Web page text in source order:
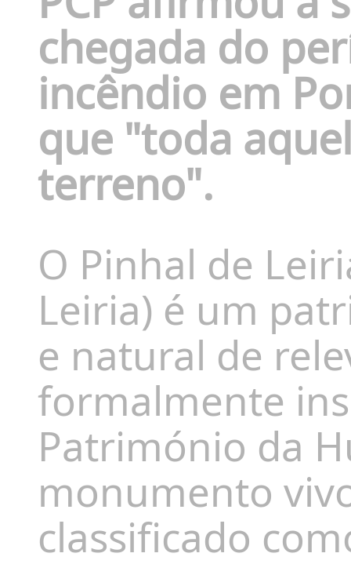
chegada do
incêndio em
que "toda
terreno".
O Pinhal de
Leiria) é um
e natural de
formalmente
Património da
monumento
classificado